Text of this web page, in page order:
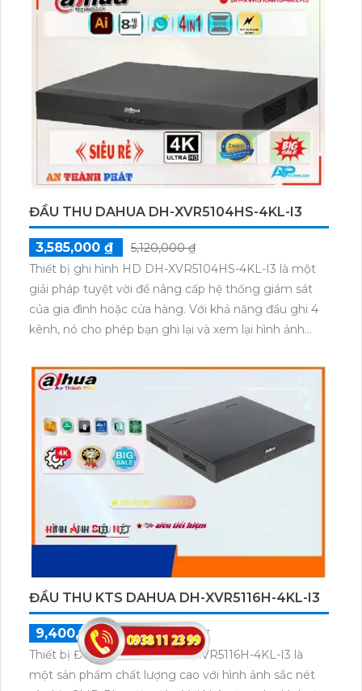
ĐẦU THU DAHUA DH-XVR5104HS-4KL-I3
3,585,000 ₫
5,120,000 ₫
Thiết bị ghi hình HD DH-XVR5104HS-4KL-I3 là một
giải pháp tuyệt vời để nâng cấp hệ thống giám sát
của gia đình hoặc cửa hàng. Với khả năng đầu ghi 4
kênh, nó cho phép bạn ghi lại và xem lại hình ảnh
bị công nghệ AHD, CVI, TVI, BCS để tương thích với
nhiều loại camera khác nhau. Hơn nữa, hệ thống này
ổn định và có khả năng tích hợp công nghệ AI báo
động thông minh, giúp hạn chế báo động giả. Bạn
cũng có thể thêm 4 camera IP hỗ trợ các chuẩn nén
video H.265+/H.265/H.264+/H.264, giúp tiết kiệm
nổi bật này, thiết bị ghi hình HD DH-XVR5104HS-
4KL-I3 là một lựa chọn lý tưởng cho việc nâng cấp hệ
thống giám sát.
ĐẦU THU KTS DAHUA DH-XVR5116H-4KL-I3
9,400,000 ₫
13,440,000 ₫
Thiết bị Đầu thu KTS HD DH-XVR5116H-4KL-I3 là
một sản phẩm chất lượng cao với hình ảnh sắc nét